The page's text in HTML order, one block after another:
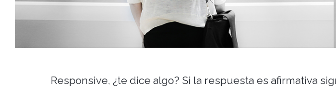
Responsive, ¿te dice algo? Si la respuesta es afirmativa